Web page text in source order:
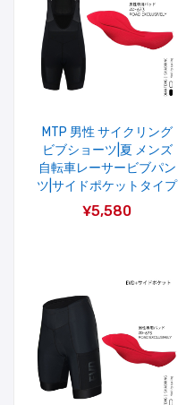
MTP 男性 サイクリング
ビブショーツ|夏 メンズ
自転車レーサービブパン
ツ|サイドポケットタイプ
¥5,580